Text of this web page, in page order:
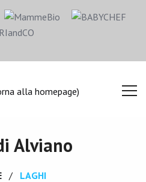
Alviano
LAGHI